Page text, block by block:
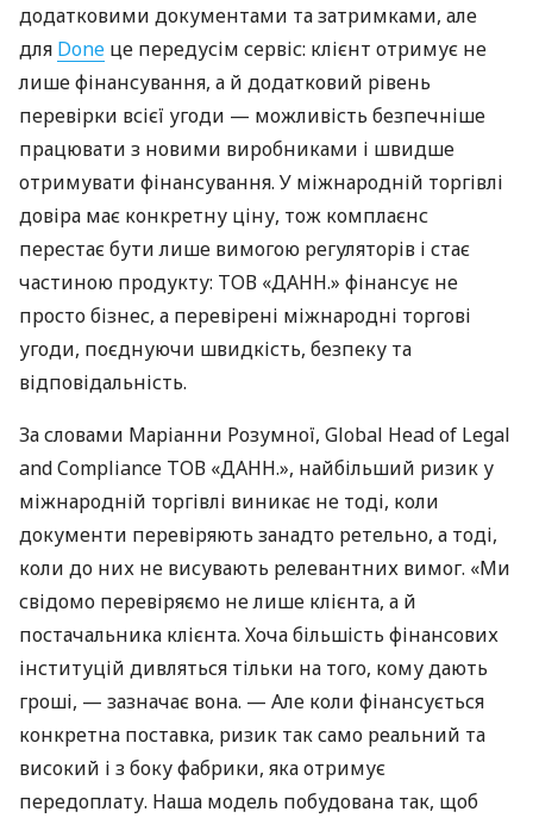
додатковими документами та затримками, але
для Done це передусім сервіс: клієнт отримує не
лише фінансування, а й додатковий рівень
перевірки всієї угоди — можливість безпечніше
працювати з новими виробниками і швидше
отримувати фінансування. У міжнародній торгівлі
довіра має конкретну ціну, тож комплаєнс
перестає бути лише вимогою регуляторів і стає
частиною продукту: ТОВ «ДАНН.» фінансує не
просто бізнес, а перевірені міжнародні торгові
угоди, поєднуючи швидкість, безпеку та
відповідальність.
За словами Маріанни Розумної, Global Head of Legal
and Compliance ТОВ «ДАНН.», найбільший ризик у
міжнародній торгівлі виникає не тоді, коли
документи перевіряють занадто ретельно, а тоді,
коли до них не висувають релевантних вимог. «Ми
свідомо перевіряємо не лише клієнта, а й
постачальника клієнта. Хоча більшість фінансових
інституцій дивляться тільки на того, кому дають
гроші, — зазначає вона. — Але коли фінансується
конкретна поставка, ризик так само реальний та
високий і з боку фабрики, яка отримує
передоплату. Наша модель побудована так, щоб